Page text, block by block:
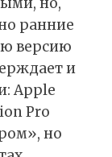
ранние
версию
и
Apple
Pro
но